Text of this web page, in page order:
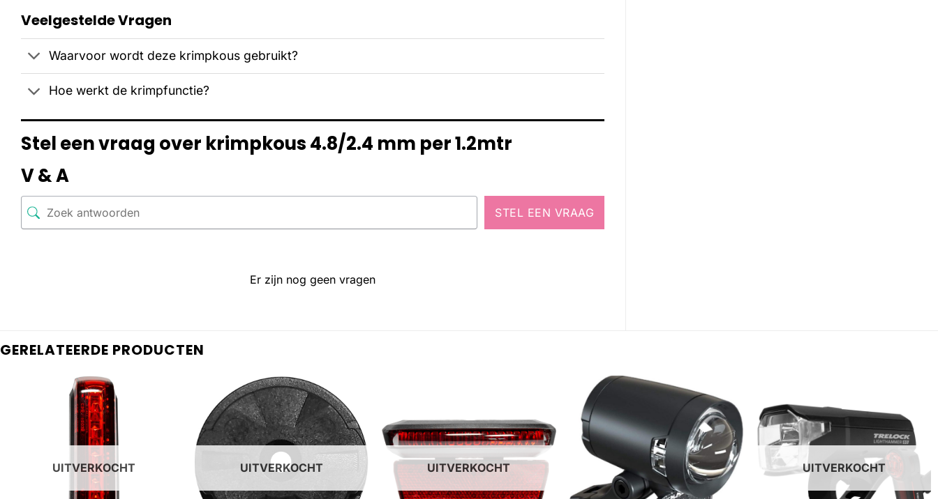
Veelgestelde Vragen
Waarvoor wordt deze krimpkous gebruikt?
Hoe werkt de krimpfunctie?
Stel een vraag over krimpkous 4.8/2.4 mm per 1.2mtr
V & A
STEL EEN VRAAG
Er zijn nog geen vragen
GERELATEERDE PRODUCTEN
UITVERKOCHT UITVERKOCHT UITVERKOCHT UITVERKOCHT